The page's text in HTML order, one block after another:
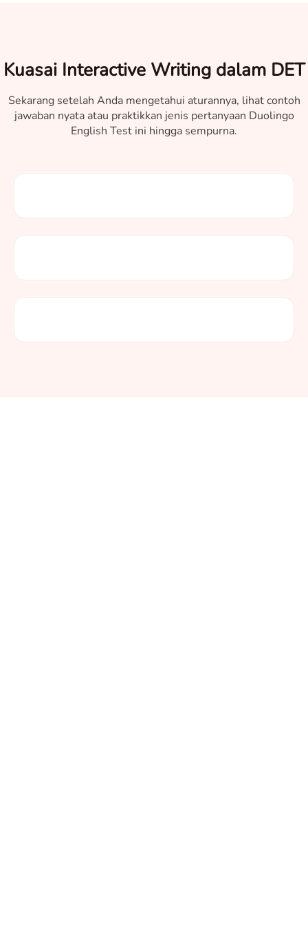
Kuasai Interactive Writing dalam DET
Sekarang setelah Anda mengetahui aturannya, lihat contoh
jawaban nyata atau praktikkan jenis pertanyaan Duolingo
English Test ini hingga sempurna.